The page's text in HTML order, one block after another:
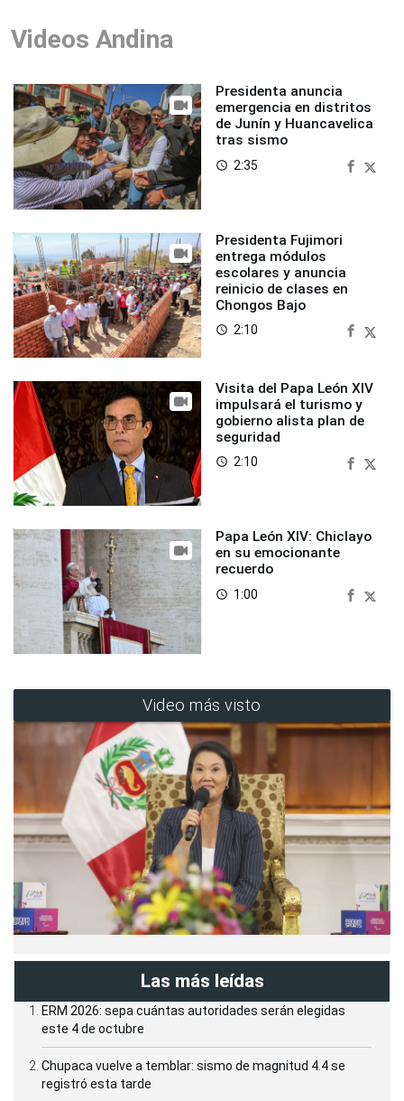
Videos Andina
Presidenta anuncia
emergencia en distritos
de Junín y Huancavelica
tras sismo
access_time 2:35
Presidenta Fujimori
entrega módulos
escolares y anuncia
reinicio de clases en
Chongos Bajo
access_time 2:10
Visita del Papa León XIV
impulsará el turismo y
gobierno alista plan de
seguridad
access_time 2:10
Papa León XIV: Chiclayo
en su emocionante
recuerdo
access_time 1:00
Video más visto
Las más leídas
ERM 2026: sepa cuántas autoridades serán elegidas
este 4 de octubre
Chupaca vuelve a temblar: sismo de magnitud 4.4 se
registró esta tarde